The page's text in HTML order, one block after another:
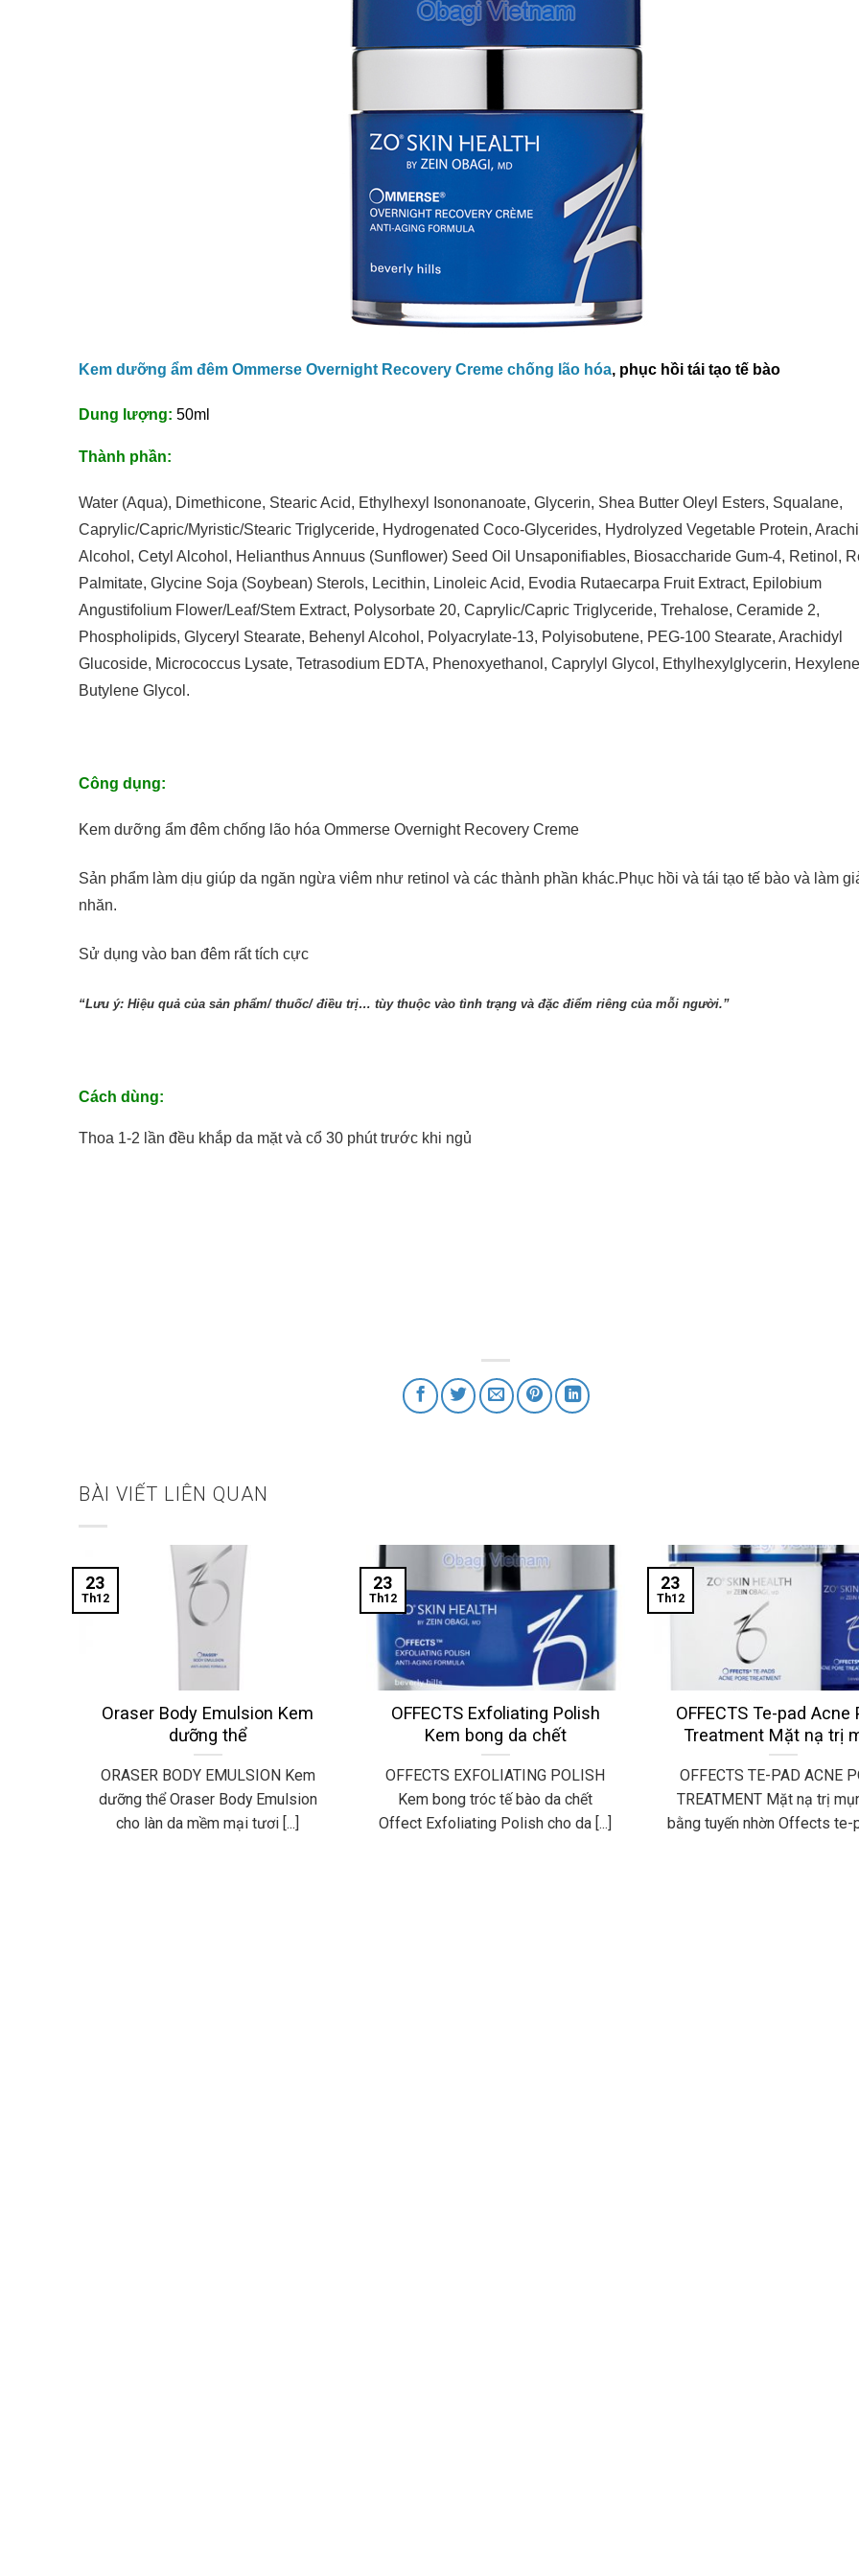
Kem dưỡng ẩm đêm Ommerse Overnight Recovery Creme chống lão hóa, phục hồi tái tạo tế bào
Dung lượng: 50ml
Thành phần:
Water (Aqua), Dimethicone, Stearic Acid, Ethylhexyl Isononanoate, Glycerin, Shea Butter Oleyl Esters, Squalane,
Caprylic/Capric/Myristic/Stearic Triglyceride, Hydrogenated Coco-Glycerides, Hydrolyzed Vegetable Protein,
Alcohol, Cetyl Alcohol, Helianthus Annuus (Sunflower) Seed Oil Unsaponifiables, Biosaccharide Gum-4, Retinol,
Palmitate, Glycine Soja (Soybean) Sterols, Lecithin, Linoleic Acid, Evodia Rutaecarpa Fruit Extract, Epilobium
Angustifolium Flower/Leaf/Stem Extract, Polysorbate 20, Caprylic/Capric Triglyceride, Trehalose, Ceramide 2,
Phospholipids, Glyceryl Stearate, Behenyl Alcohol, Polyacrylate-13, Polyisobutene, PEG-100 Stearate, Arachidyl
Glucoside, Micrococcus Lysate, Tetrasodium EDTA, Phenoxyethanol, Caprylyl Glycol, Ethylhexylglycerin,
Butylene Glycol.
Công dụng:
Kem dưỡng ẩm đêm chống lão hóa Ommerse Overnight Recovery Creme
Sản phẩm làm dịu giúp da ngăn ngừa viêm như retinol và các thành phần khác.Phục hồi và tái tạo tế bào và làm
nhăn.
Sử dụng vào ban đêm rất tích cực
“Lưu ý: Hiệu quả của sản phẩm/ thuốc/ điều trị… tùy thuộc vào tình trạng và đặc điểm riêng của mỗi người.”
Cách dùng:
Thoa 1-2 lần đều khắp da mặt và cổ 30 phút trước khi ngủ
BÀI VIẾT LIÊN QUAN
Oraser Body Emulsion Kem
dưỡng thể
ORASER BODY EMULSION Kem
dưỡng thể Oraser Body Emulsion
cho làn da mềm mại tươi [...]
23
Th12
OFFECTS Exfoliating Polish
Kem bong da chết
OFFECTS EXFOLIATING POLISH
Kem bong tróc tế bào da chết
Offect Exfoliating Polish cho da [...]
23
Th12
OFFECTS Te-pad Acne
Treatment Mặt nạ trị
OFFECTS TE-PAD ACNE
TREATMENT Mặt nạ trị
bằng tuyến nhờn Offects te-
23
Th12
Và Retinol Êm Dịu Cho